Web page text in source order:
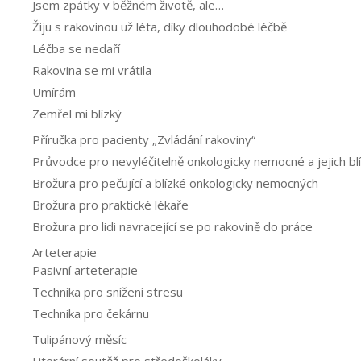
Jsem zpátky v běžném životě, ale…
Žiju s rakovinou už léta, díky dlouhodobé léčbě
Léčba se nedaří
Rakovina se mi vrátila
Umírám
Zemřel mi blízký
Příručka pro pacienty „Zvládání rakoviny“
Průvodce pro nevyléčitelně onkologicky nemocné a jejich
Brožura pro pečující a blízké onkologicky nemocných
Brožura pro praktické lékaře
Brožura pro lidi navracející se po rakovině do práce
Arteterapie
Pasivní arteterapie
Technika pro snížení stresu
Technika pro čekárnu
Tulipánový měsíc